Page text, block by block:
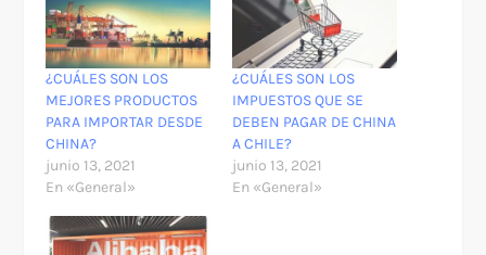
¿CUÁLES SON LOS
MEJORES PRODUCTOS
PARA IMPORTAR DESDE
CHINA?
junio 13, 2021
En «General»
¿CUÁLES SON LOS
IMPUESTOS QUE SE
DEBEN PAGAR DE CHINA
A CHILE?
junio 13, 2021
En «General»